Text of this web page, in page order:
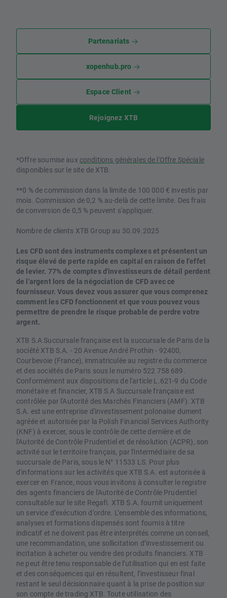
Partenariats
xopenhub.pro
Espace Client
Rejoignez XTB
*Offre soumise aux conditions générales de l'Offre Spéciale
disponibles sur le site de XTB.
**0 % de commission dans la limite de 100 000 € investis par
mois. Commission de 0,2 % au-delà de cette limite. Des frais
de conversion de 0,5 % peuvent s'appliquer.
Nombre de clients XTB Group au 30.09.2025
Les CFD sont des instruments complexes et présentent un
risque élevé de perte rapide en capital en raison de l'effet
de levier. 77% de comptes d'investisseurs de détail perdent
de l'argent lors de la négociation de CFD avec ce
fournisseur. Vous devez vous assurer que vous comprenez
comment les CFD fonctionnent et que vous pouvez vous
permettre de prendre le risque probable de perdre votre
argent.
XTB S.A Succursale française est la succursale de Paris de la
société XTB S.A. - 20 Avenue André Prothin - 92400,
Courbevoie (France), immatriculée au registre du commerce
et des sociétés de Paris sous le numéro 522 758 689.
Conformément aux dispositions de l'article L.621-9 du Code
monétaire et financier, XTB S.A Succursale française est
contrôlée par l'Autorité des Marchés Financiers (AMF). XTB
S.A. est une entreprise d'investissement polonaise dument
agréée et autorisée par la Polish Financial Services Authority
(KNF) à exercer, sous le contrôle de cette dernière et de
l'Autorité de Contrôle Prudentiel et de résolution (ACPR), son
activité sur le territoire français, par l'intermédiaire de sa
succursale de Paris, sous le N° 11533 LS. Pour plus
d'informations sur les activités que XTB S.A. est autorisée à
exercer en France, nous vous invitons à consulter le registre
des agents financiers de l'Autorité de Contrôle Prudentiel
consultable sur le site Regafi. XTB S.A. fournit uniquement
un service d’exécution d’ordre. L’ensemble des informations,
analyses et formations dispensés sont fournis à titre
indicatif et ne doivent pas être interprétés comme un conseil,
une recommandation, une sollicitation d’investissement ou
incitation à acheter ou vendre des produits financiers. XTB
ne peut être tenu responsable de l’utilisation qui en est faite
et des conséquences qui en résultent, l’investisseur final
restant le seul décisionnaire quant à la prise de position sur
son compte de trading XTB. Toute utilisation des